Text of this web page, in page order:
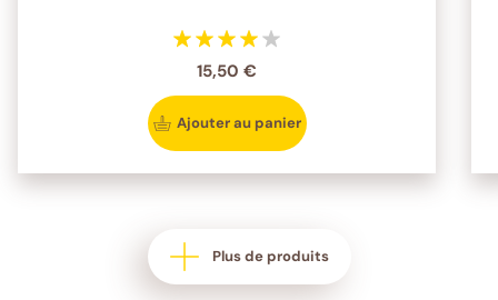
15,50 €
Ajouter au panier
Plus de produits